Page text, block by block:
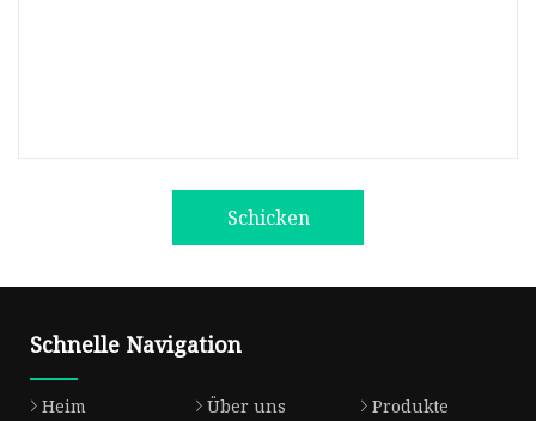
Schicken
Schnelle Navigation
Heim Über uns
Produkte